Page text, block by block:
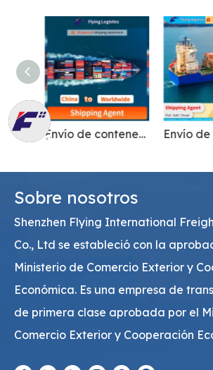
Envío de transitario desde China a Corea para transporte de alimentos
Sobre nosotros
Shenzhen Flying International
Co., Ltd se estableció con la
Ministerio de Comercio Exterior y
Económica. Es una empresa de
de primera clase aprobada por el
Comercio Exterior y Cooperación